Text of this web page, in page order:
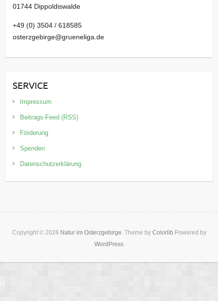
01744 Dippoldiswalde
+49 (0) 3504 / 618585
osterzgebirge@grueneliga.de
SERVICE
Impressum
Beitrags-Feed (RSS)
Förderung
Spenden
Datenschutzerklärung
Copyright © 2026 Natur im Osterzgebirge. Theme by Colorlib Powered by
WordPress